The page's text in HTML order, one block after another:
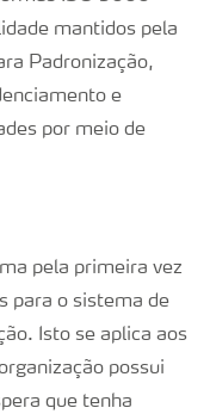
mantidos pela
Padronização,
e
por meio de
pela primeira vez
para o sistema de
Isto se aplica aos
possui
que tenha